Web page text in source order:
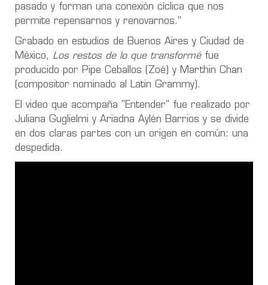
pasado y forman una conexión cíclica que nos
permite repensarnos y renovarnos.”
Grabado en estudios de Buenos Aires y Ciudad de
México, Los restos de lo que transforméfue
producido por Pipe Ceballos (Zoé) y Marthin Chan
(compositor nominado al Latin Grammy).
El video que acompaña "Entender" fue realizado por
Juliana Guglielmi y Ariadna Aylén Barrios y se divide
en dos claras partes con un origen en común: una
despedida.